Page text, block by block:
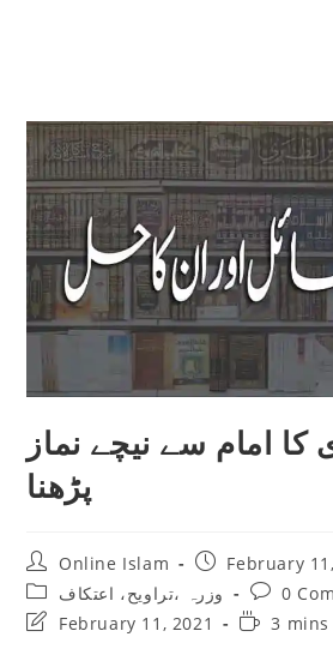
امام سے نیچے نماز
پڑھنا
Post
author:
Online Islam
Post
published:
February
Post
category:
وزرہ ،تراويح، اعتكاف
Post
comments:
0
PostFebruary 11, 2021
Reading
3 mins